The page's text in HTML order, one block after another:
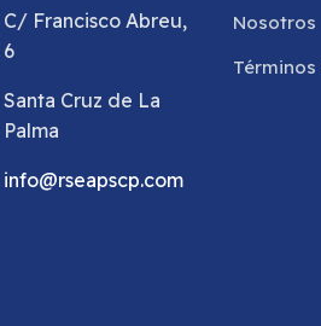
Francisco Álvarez Martín
DE LA PALMA
C/ Francisco Abreu,
6
Santa Cruz de La
Palma
info@rseapscp.com
Nosotros